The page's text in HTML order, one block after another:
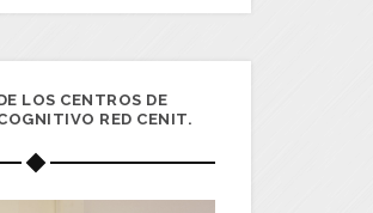
LOS CENTROS DE
RED CENIT.